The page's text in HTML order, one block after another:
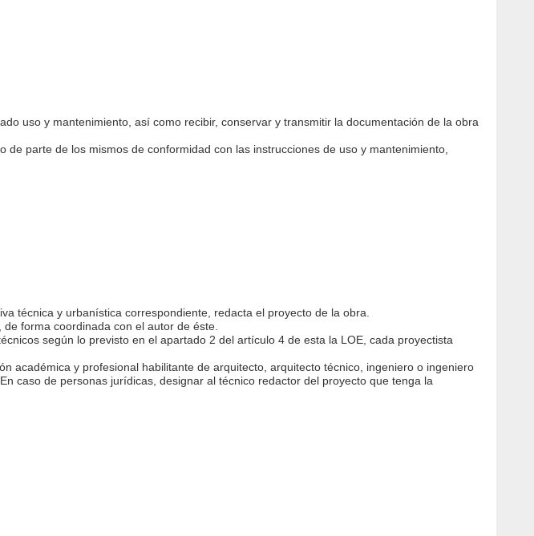
uso y mantenimiento, así como recibir, conservar y transmitir la documentación de la obra
parte de los mismos de conformidad con las instrucciones de uso y mantenimiento,
técnica y urbanística correspondiente, redacta el proyecto de la obra.
forma coordinada con el autor de éste.
según lo previsto en el apartado 2 del artículo 4 de esta la LOE, cada proyectista
académica y profesional habilitante de arquitecto, arquitecto técnico, ingeniero o ingeniero
caso de personas jurídicas, designar al técnico redactor del proyecto que tenga la